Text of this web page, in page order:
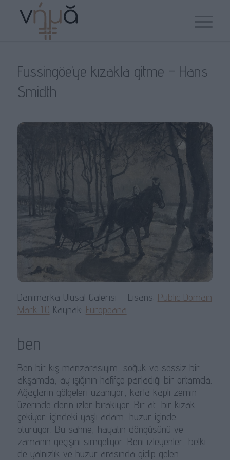
Fussingöe’ye kızakla gitme – Hans
Smidth
Danimarka Ulusal Galerisi – Lisans: Public Domain
Mark 1.0 Kaynak: Europeana
ben
Ben bir kış manzarasıyım, soğuk ve sessiz bir
akşamda, ay ışığının hafifçe parladığı bir ortamda.
Ağaçların gölgeleri uzanıyor, karla kaplı zemin
üzerinde derin izler bırakıyor. Bir at, bir kızak
çekiyor; içindeki yaşlı adam, huzur içinde
oturuyor. Bu sahne, hayatın döngüsünü ve
zamanın geçişini simgeliyor. Beni izleyenler, belki
de yalnızlık ve huzur arasında gidip gelen